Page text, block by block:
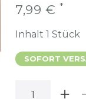
7,99 € *
Inhalt 1 Stück
SOFORT